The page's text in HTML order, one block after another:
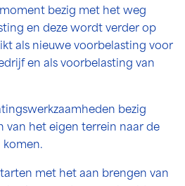
bezig met het weg
en deze wordt verder op
als nieuwe voorbelasting voor
en als voorbelasting van
bezig
van het eigen terrein naar de
komen.
met het aan brengen van